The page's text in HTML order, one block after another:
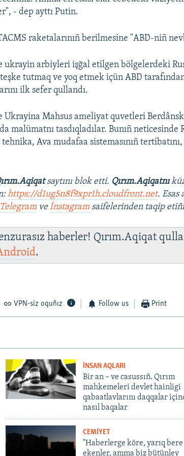
- dep ayttı Putin.
raketalarınıñ berilmesine "ABD-niñ
ukrayin arbiyleri işğal etilgen bölgelerdeki
tutmaq ve yoq etmek içün ABD
ilk sefer qullandı.
Ukrayina Mahsus ameliyat quvetleri
malümatnı tasdıqladılar. Bunıñ neticesinde
Ava mudafaa sistemasınıñ tertibatını,
saytını blok etti. Qırım.Aqiqatnı
https://d1ug5n8f9xpr1h.cloudfront.net. Esas
Telegram veİnstagram saifelerinden taqip
haberler! Qırım.Aqiqat
.
VPN-siz oquñız Follow us Print
İNSAN AQLARI
Bir an – ve casussıñ. Qırım
mahkemeleri devlet hainligi
qabaatlavlarını daqqalar
nasıl baqalar
CEMİYET
"Haberlerge köre, yarıq bere
ekenler, amma biz bütünley